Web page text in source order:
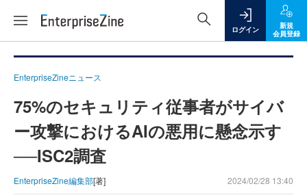
ログイン
新規
会員登録
EnterpriseZineニュース
75%のセキュリティ従事者がサイバ
ー攻撃におけるAIの悪用に懸念示す
──ISC2調査
EnterpriseZine編集部[著] 2024/02/28 13:40